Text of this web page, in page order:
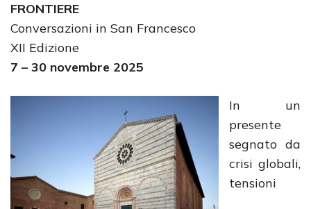
FRONTIERE
Conversazioni in San Francesco
XII Edizione
7 – 30 novembre 2025
In un
presente
segnato da
crisi globali,
tensioni